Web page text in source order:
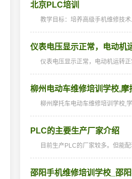
北京PLC培训
教学目标：培养高级手机维修技
上的手机维修高手。学习时间
仪表电压显示正常，电动机
仪表电压显示正常，电动机运转
有刷和48V无刷：用万用表电压挡
柳州电动车维修培训学校,
柳州摩托车电动车维修培训学校,
南阳光电子技术学校电动车维修、
PLC的主要生产厂家介绍
目前生产PLC的厂家较多。但能配
门子公司：它有SS系列的产品。
邵阳手机维修培训学校_邵